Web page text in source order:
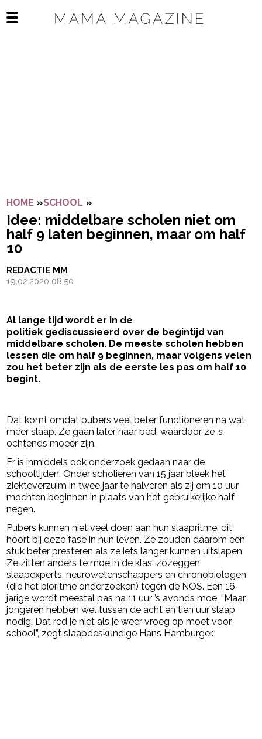
Open het mobiele menu
HOME »SCHOOL »
Idee: middelbare scholen niet om
half 9 laten beginnen, maar om half
10
REDACTIE MM
19.02.2020 08:50
Al lange tijd wordt er in de
politiek gediscussieerd over de begintijd van
middelbare scholen. De meeste scholen hebben
lessen die om half 9 beginnen, maar volgens velen
zou het beter zijn als de eerste les pas om half 10
begint.
Dat komt omdat pubers veel beter functioneren na wat
meer slaap. Ze gaan later naar bed, waardoor ze ’s
ochtends moeër zijn.
Er is inmiddels ook onderzoek gedaan naar de
schooltijden. Onder scholieren van 15 jaar bleek het
ziekteverzuim in twee jaar te halveren als zij om 10 uur
mochten beginnen in plaats van het gebruikelijke half
negen.
Pubers kunnen niet veel doen aan hun slaapritme: dit
hoort bij deze fase in hun leven. Ze zouden daarom een
stuk beter presteren als ze iets langer kunnen uitslapen.
Ze zitten anders te moe in de klas, zozeggen
slaapexperts, neurowetenschappers en chronobiologen
(die het bioritme onderzoeken) tegen de NOS. Een 16-
jarige wordt meestal pas na 11 uur ’s avonds moe. “Maar
jongeren hebben wel tussen de acht en tien uur slaap
nodig. Dat red je niet als je weer vroeg op moet voor
school”, zegt slaapdeskundige Hans Hamburger.